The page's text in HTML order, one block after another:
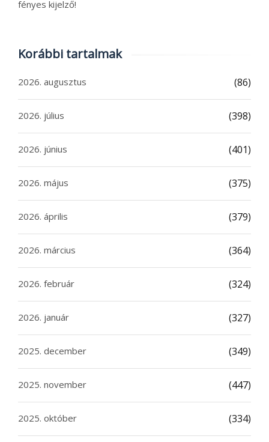
fényes kijelző!
Korábbi tartalmak
2026. augusztus (86)
2026. július (398)
2026. június (401)
2026. május (375)
2026. április (379)
2026. március (364)
2026. február (324)
2026. január (327)
2025. december (349)
2025. november (447)
2025. október (334)